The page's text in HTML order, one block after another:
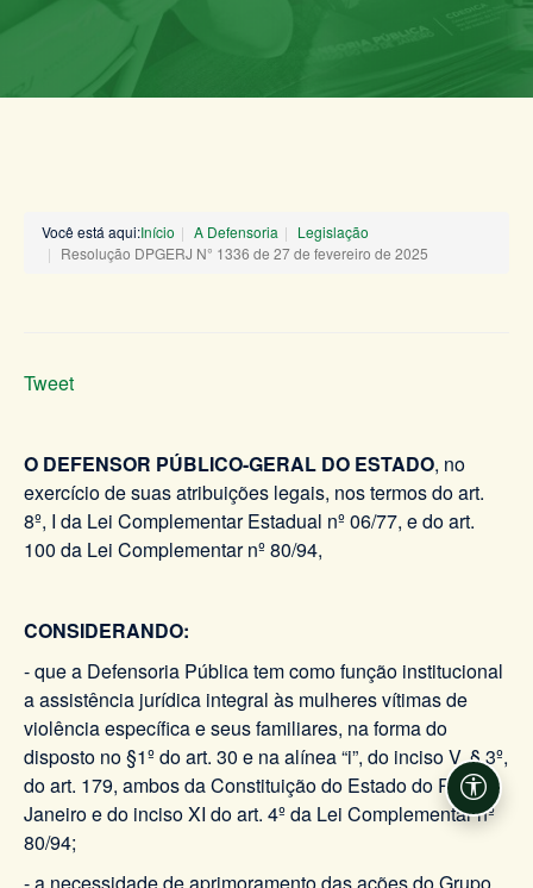
Você está aqui:Início A Defensoria
Legislação
Resolução DPGERJ N° 1336 de 27 de fevereiro de 2025
Tweet
O DEFENSOR PÚBLICO-GERAL DO ESTADO, no
exercício de suas atribuições legais, nos termos do art.
8º, I da Lei Complementar Estadual nº 06/77, e do art.
100 da Lei Complementar nº 80/94,
CONSIDERANDO:
- que a Defensoria Pública tem como função institucional
a assistência jurídica integral às mulheres vítimas de
violência específica e seus familiares, na forma do
disposto no §1º do art. 30 e na alínea “i”, do inciso V, § 3º,
do art. 179, ambos da Constituição do Estado do Rio de
Janeiro e do inciso XI do art. 4º da Lei Complementar nº
80/94;